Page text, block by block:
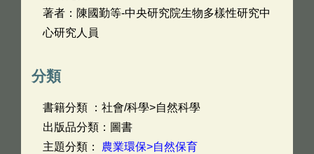
著者：陳國勤等-中央研究院生物多樣性研究中
心研究人員
分類
書籍分類 ：社會/科學>自然科學
出版品分類：圖書
主題分類： 農業環保>自然保育